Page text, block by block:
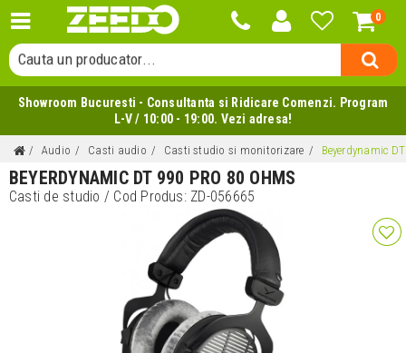
0
Cauta o categorie...
Cauta un producator...
Cauta un produs...
Showroom Bucuresti - Consultanta si Ridicare Comenzi. Program
L-V / 10:00 - 19:00. Vezi adresa!
Audio Casti audio Casti studio si monitorizare Beyerdynamic
BEYERDYNAMIC DT 990 PRO 80 OHMS
Casti de studio / Cod Produs: ZD-056665